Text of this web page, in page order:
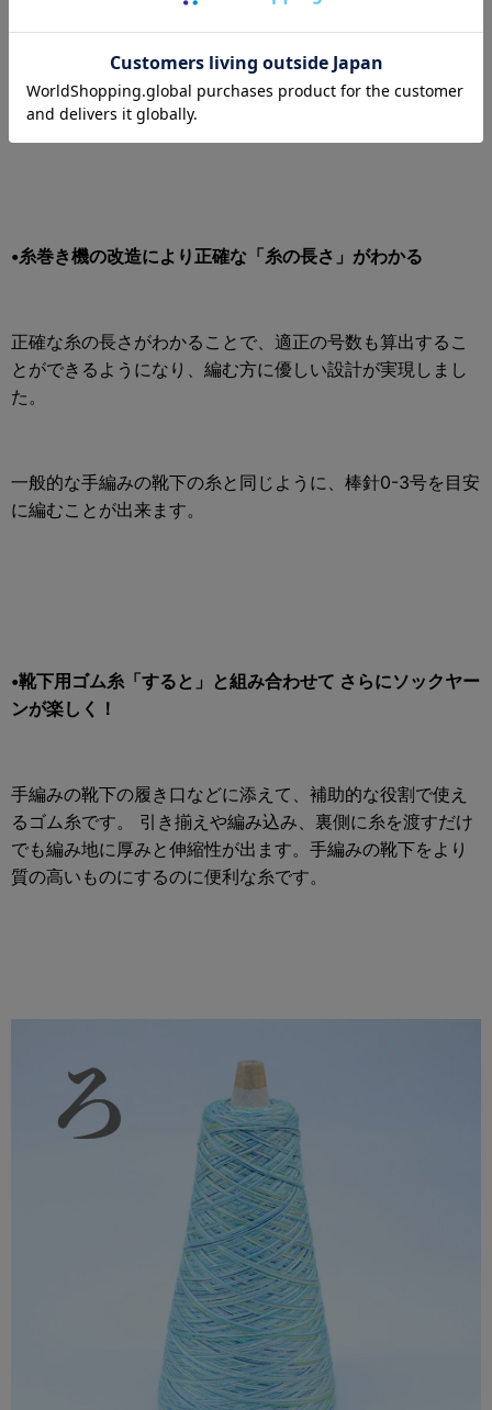
ソックヤーンとしてぴったりの素材と太さにしています。
靴下としての強度と抜群の触り心地と編みやすさを実現し
ています。
•糸巻き機の改造により正確な「糸の長さ」がわかる
正確な糸の長さがわかることで、適正の号数も算出するこ
とができるようになり、編む方に優しい設計が実現しまし
た。
一般的な手編みの靴下の糸と同じように、棒針0-3号を目安
に編むことが出来ます。
•靴下用ゴム糸「すると」と組み合わせて さらにソックヤー
ンが楽しく！
手編みの靴下の履き口などに添えて、補助的な役割で使え
るゴム糸です。 引き揃えや編み込み、裏側に糸を渡すだけ
でも編み地に厚みと伸縮性が出ます。手編みの靴下をより
質の高いものにするのに便利な糸です。